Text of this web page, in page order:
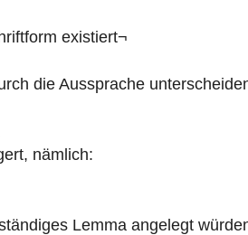
existiert¬
die Aussprache
nämlich:
Lemma angelegt